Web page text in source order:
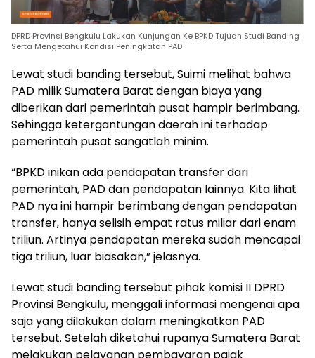
DPRD Provinsi Bengkulu Lakukan Kunjungan Ke BPKD Tujuan Studi Banding
Serta Mengetahui Kondisi Peningkatan PAD
Lewat studi banding tersebut, Suimi melihat bahwa
PAD milik Sumatera Barat dengan biaya yang
diberikan dari pemerintah pusat hampir berimbang.
Sehingga ketergantungan daerah ini terhadap
pemerintah pusat sangatlah minim.
“BPKD inikan ada pendapatan transfer dari
pemerintah, PAD dan pendapatan lainnya. Kita lihat
PAD nya ini hampir berimbang dengan pendapatan
transfer, hanya selisih empat ratus miliar dari enam
triliun. Artinya pendapatan mereka sudah mencapai
tiga triliun, luar biasakan,” jelasnya.
Lewat studi banding tersebut pihak komisi II DPRD
Provinsi Bengkulu, menggali informasi mengenai apa
saja yang dilakukan dalam meningkatkan PAD
tersebut. Setelah diketahui rupanya Sumatera Barat